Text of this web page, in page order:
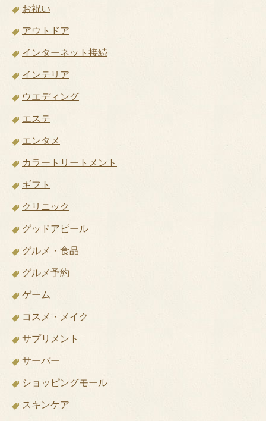
お祝い
アウトドア
インターネット接続
インテリア
ウエディング
エステ
エンタメ
カラートリートメント
ギフト
クリニック
グッドアピール
グルメ・食品
グルメ予約
ゲーム
コスメ・メイク
サプリメント
サーバー
ショッピングモール
スキンケア